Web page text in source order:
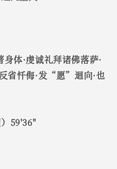
体·虔诚礼拜诸佛落萨·
省忏侮·发“愿”迴向·也
59'36"